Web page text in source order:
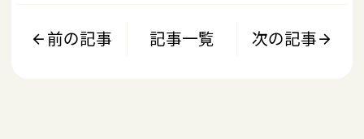
前の記事 記事一覧 次の記事